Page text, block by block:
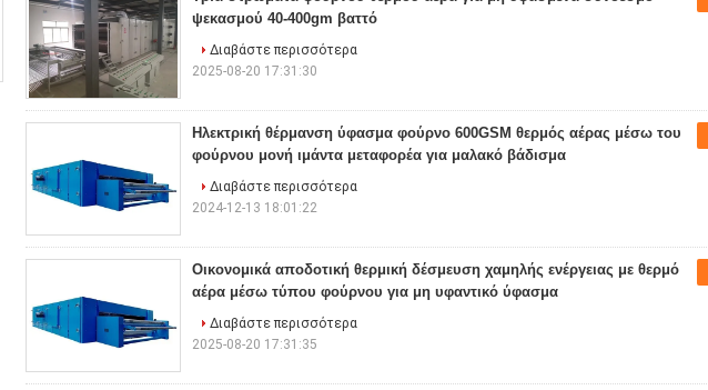
ψεκασμού 40-400gm βαττό
Διαβάστε περισσότερα
2025-08-20 17:31:30
Ηλεκτρική θέρμανση ύφασμα φούρνο 600GSM θερμός αέρας μέσω του
φούρνου μονή ιμάντα μεταφορέα για μαλακό βάδισμα
Διαβάστε περισσότερα
2024-12-13 18:01:22
Οικονομικά αποδοτική θερμική δέσμευση χαμηλής ενέργειας με θερμό
αέρα μέσω τύπου φούρνου για μη υφαντικό ύφασμα
Διαβάστε περισσότερα
2025-08-20 17:31:35